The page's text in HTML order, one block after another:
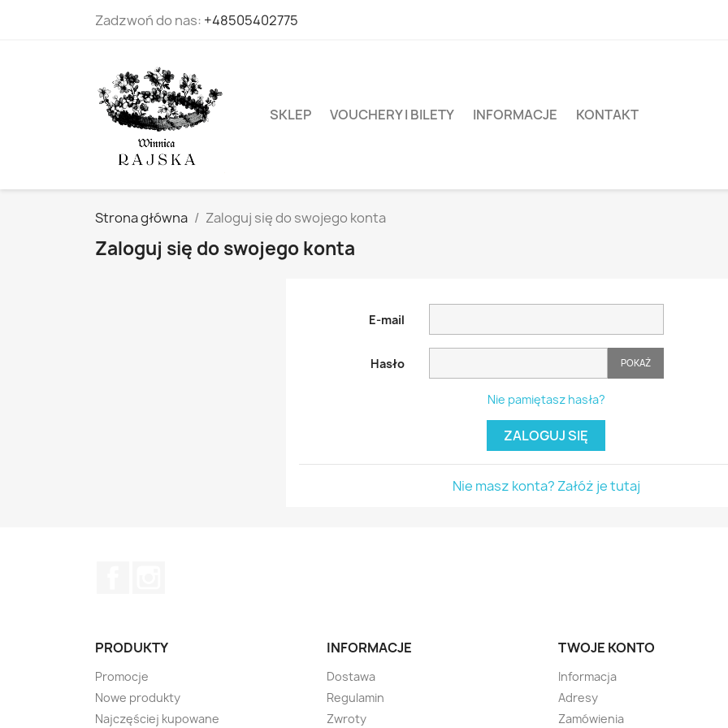
Zadzwoń do nas: +48505402775
SKLEP VOUCHERY I BILETY INFORMACJE KONTAKT
Strona główna Zaloguj się do swojego konta
Zaloguj się do swojego konta
E-mail
Hasło POKAŻ
Nie pamiętasz hasła?
ZALOGUJ SIĘ
Nie masz konta? Załóż je tutaj
PRODUKTY
Promocje
Nowe produkty
Najczęściej kupowane
INFORMACJE
Dostawa
Regulamin
Zwroty
TWOJE KONTO
Informacja
Adresy
Zamówienia